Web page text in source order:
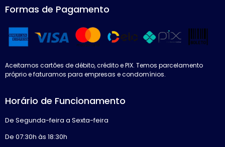
Formas de Pagamento
Aceitamos cartões de débito, crédito e PIX. Temos parcelamento
próprio e faturamos para empresas e condomínios.
Horário de Funcionamento
De Segunda-feira a Sexta-feira
De 07:30h às 18:30h